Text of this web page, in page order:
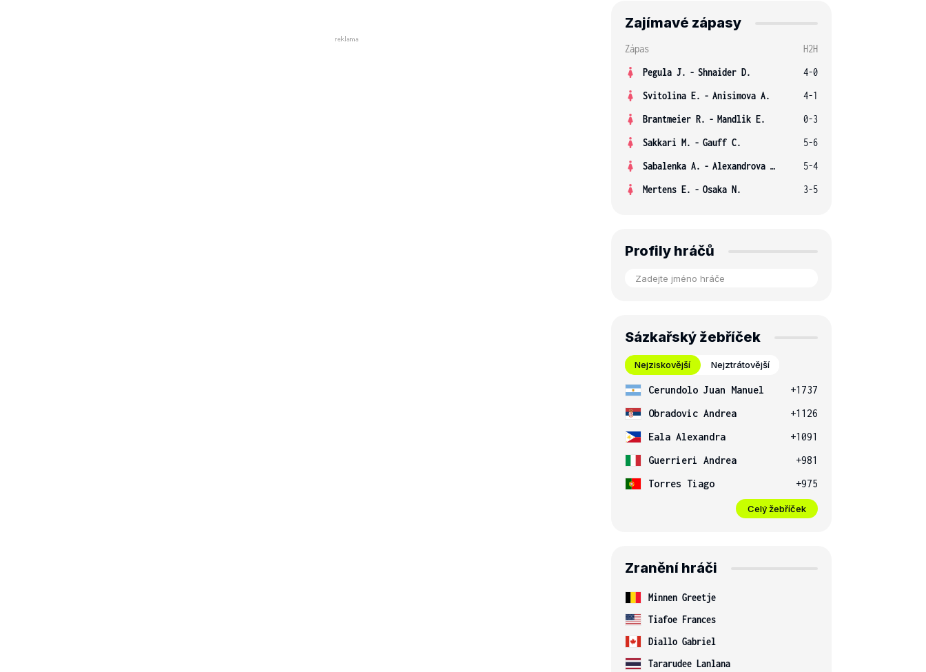
Zajímavé zápasy
Zápas
H2H
Pegula J. - Shnaider D.
4-0
Svitolina E. - Anisimova A.
4-1
Brantmeier R. - Mandlik E.
0-3
Sakkari M. - Gauff C.
5-6
Sabalenka A. - Alexandrova E.
5-4
Mertens E. - Osaka N. 3-5
Profily hráčů
Sázkařský žebříček
Nejziskovější Nejztrátovější
Cerundolo Juan Manuel
+1737
Obradovic Andrea
+1126
Eala Alexandra
+1091
Guerrieri Andrea
+981
Torres Tiago
+975
Celý žebříček
Zranění hráči
Minnen Greetje
Tiafoe Frances
Diallo Gabriel
Tararudee Lanlana